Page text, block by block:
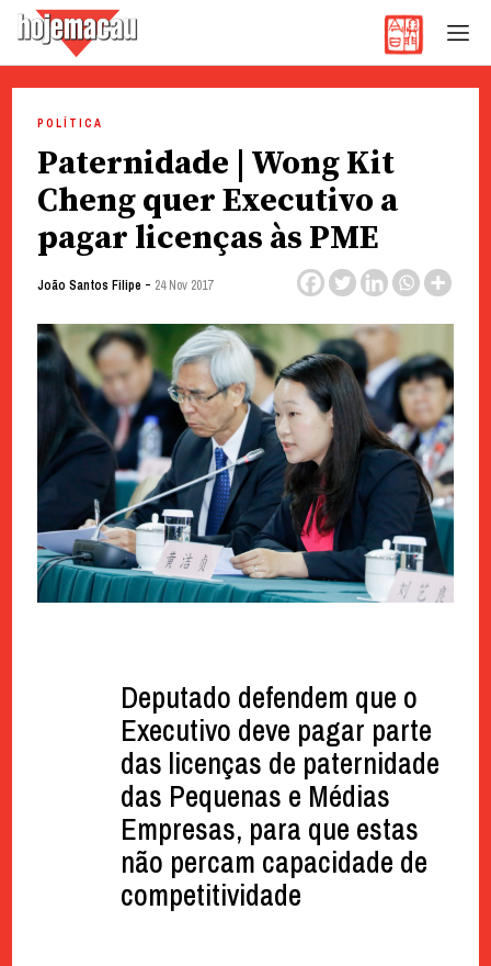
content
POLÍTICA
Paternidade | Wong Kit
Cheng quer Executivo a
pagar licenças às PME
João Santos Filipe - 24 Nov 2017
Deputado defendem que o
Executivo deve pagar parte
das licenças de paternidade
das Pequenas e Médias
Empresas, para que estas
não percam capacidade de
competitividade